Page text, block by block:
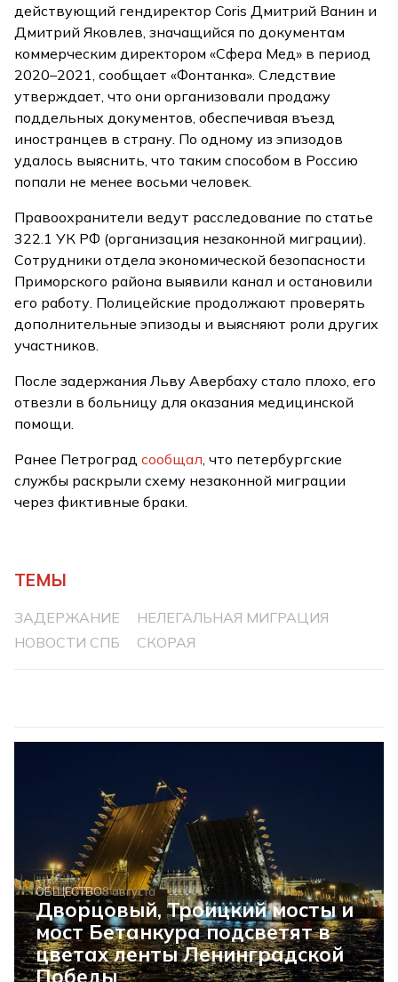
действующий гендиректор Coris Дмитрий Ванин и
Дмитрий Яковлев, значащийся по документам
коммерческим директором «Сфера Мед» в период
2020–2021, сообщает «Фонтанка». Следствие
утверждает, что они организовали продажу
поддельных документов, обеспечивая въезд
иностранцев в страну. По одному из эпизодов
удалось выяснить, что таким способом в Россию
попали не менее восьми человек.
Правоохранители ведут расследование по статье
322.1 УК РФ (организация незаконной миграции).
Сотрудники отдела экономической безопасности
Приморского района выявили канал и остановили
его работу. Полицейские продолжают проверять
дополнительные эпизоды и выясняют роли других
участников.
После задержания Льву Авербаху стало плохо, его
отвезли в больницу для оказания медицинской
помощи.
Ранее Петроградсообщал , что петербургские
службы раскрыли схему незаконной миграции
через фиктивные браки.
ТЕМЫ
ЗАДЕРЖАНИЕ
НЕЛЕГАЛЬНАЯ МИГРАЦИЯ
НОВОСТИ СПБ
СКОРАЯ
ОБЩЕСТВО8 августа
Дворцовый, Троицкий мосты и
мост Бетанкура подсветят в
цветах ленты Ленинградской
Победы